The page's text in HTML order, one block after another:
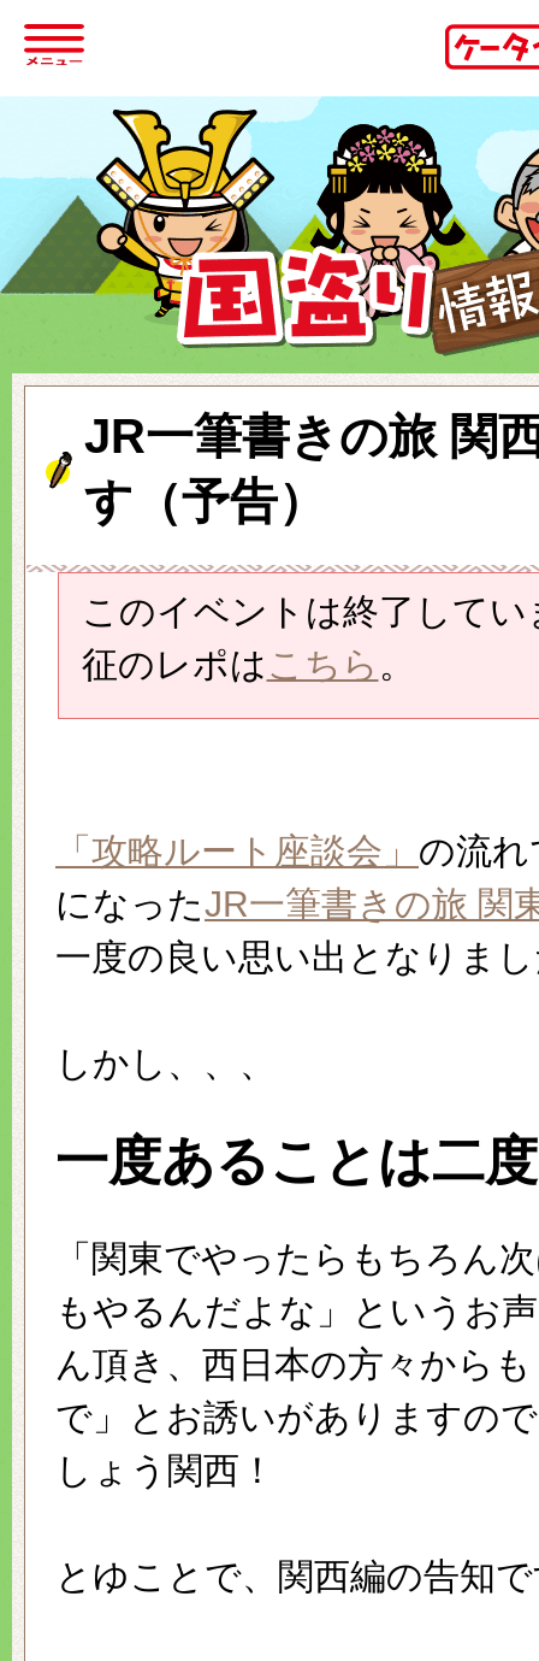
JR一筆書きの旅 関
す（予告）
このイベントは終了してい
征のレポは こちら 。
「攻略ルート座談会」 の流
になったJR一筆書きの旅 関
一度の良い思い出となりま
しかし、、、
一度あることは二
「関東でやったらもちろん
もやるんだよな」というお
ん頂き、西日本の方々から
で」とお誘いがありますの
しょう関西！
とゆことで、関西編の告知